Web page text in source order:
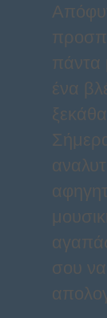
πάντα
ένα
σου να